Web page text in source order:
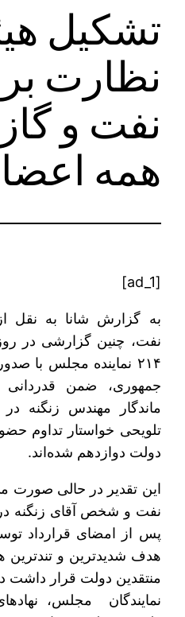
تشکیل
نظارت بر
نفت و
همه اعضا
[ad_1]
به گزارش شانا به نقل
نفت، چنین گزارشی در
۲۱۴ نماینده مجلس با
جمهوری، ضمن قدردانی
ماندگار مهندس زنگنه
تلویحی خواستار تداوم
دولت دوازدهم شده‌اند.
این تقدیر در حالی صورت
نفت و شخص آقای زنگنه
هدف شدیدترین و تندترین
منتقدین دولت قرار داشت
نمایندگان مجلس،